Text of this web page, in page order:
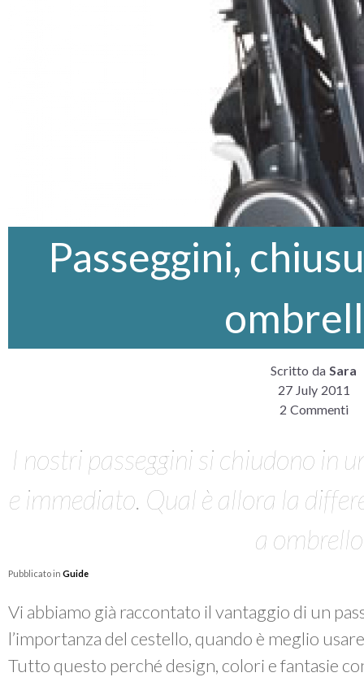
Passeggini,
Scritto da Sara
27 July 2011
2 Commenti
I nostri passeggini si chiudono in
e immediato. Qual è allora la
a
Pubblicato in Guide
Vi abbiamo già raccontato il vantaggio di un
l’importanza del cestello, quando è meglio
Tutto questo perché design, colori e fantasie